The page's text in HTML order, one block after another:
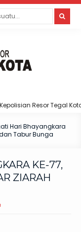
Resor Tegal Kota
Hari Bhayangkara
Tabur Bunga
KE-77,
ZIARAH